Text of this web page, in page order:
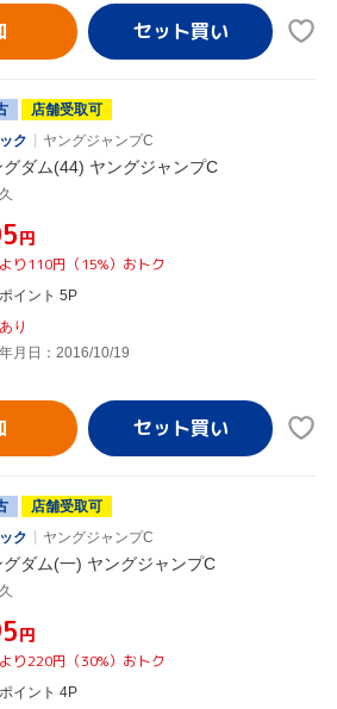
店舗受取可
ク
ヤングジャンプC
グダム(44) ヤングジャンプC
円
り110円（15%）おトク
イント 5P
り
月日：2016/10/19
店舗受取可
ク
ヤングジャンプC
グダム(一) ヤングジャンプC
円
り220円（30%）おトク
イント 4P